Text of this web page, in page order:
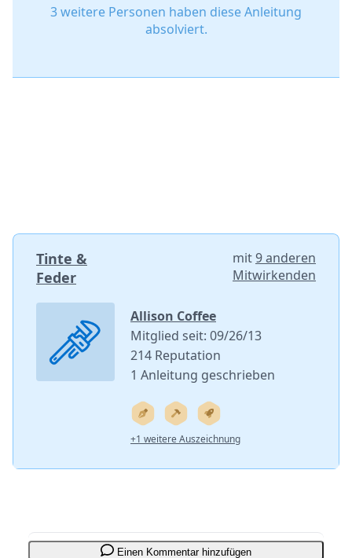
3 weitere Personen haben diese Anleitung
absolviert.
Tinte &
Feder
mit9 anderen
Mitwirkenden
Allison Coffee
Mitglied seit: 09/26/13
214 Reputation
1 Anleitung geschrieben
+1 weitere Auszeichnung
Einen Kommentar hinzufügen